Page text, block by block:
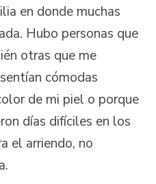
en donde muchas
Hubo personas que
otras que me
cómodas
de mi piel o porque
días difíciles en los
el arriendo, no